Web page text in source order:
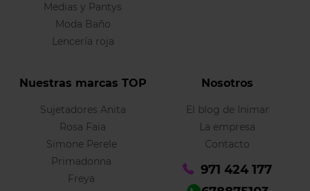
Medias y Pantys
Moda Baño
Lencería roja
Nuestras marcas TOP
Sujetadores Anita
Rosa Faia
Simone Perele
Primadonna
Freya
Nosotros
El blog de Inimar
La empresa
Contacto
971 424 177